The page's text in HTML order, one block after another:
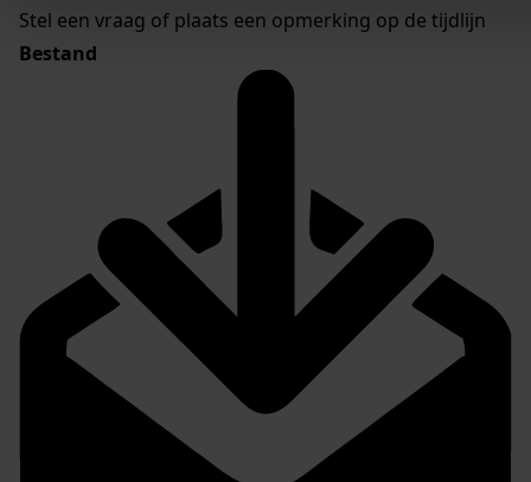
Stel een vraag of plaats een opmerking op de tijdlijn
Bestand